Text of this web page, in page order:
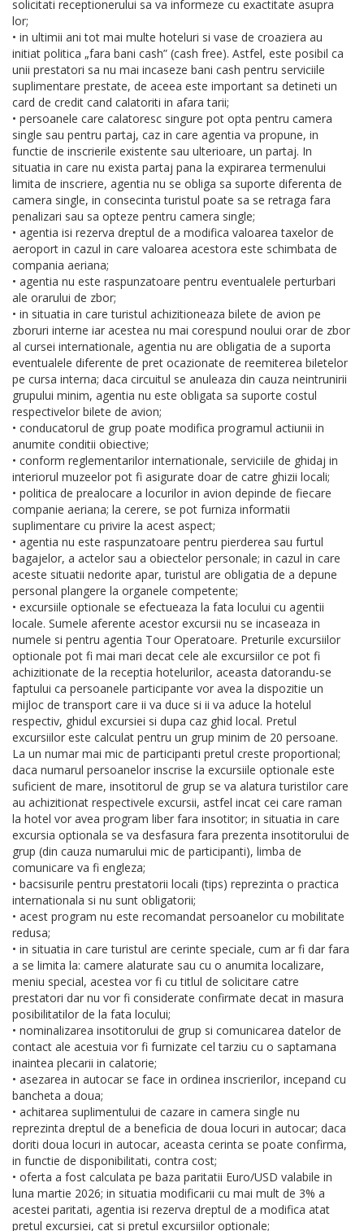
solicitati receptionerului sa va informeze cu exactitate asupra
lor;
• in ultimii ani tot mai multe hoteluri si vase de croaziera au
initiat politica „fara bani cash” (cash free). Astfel, este posibil ca
unii prestatori sa nu mai incaseze bani cash pentru serviciile
suplimentare prestate, de aceea este important sa detineti un
card de credit cand calatoriti in afara tarii;
• persoanele care calatoresc singure pot opta pentru camera
single sau pentru partaj, caz in care agentia va propune, in
functie de inscrierile existente sau ulterioare, un partaj. In
situatia in care nu exista partaj pana la expirarea termenului
limita de inscriere, agentia nu se obliga sa suporte diferenta de
camera single, in consecinta turistul poate sa se retraga fara
penalizari sau sa opteze pentru camera single;
• agentia isi rezerva dreptul de a modifica valoarea taxelor de
aeroport in cazul in care valoarea acestora este schimbata de
compania aeriana;
• agentia nu este raspunzatoare pentru eventualele perturbari
ale orarului de zbor;
• in situatia in care turistul achizitioneaza bilete de avion pe
zboruri interne iar acestea nu mai corespund noului orar de zbor
al cursei internationale, agentia nu are obligatia de a suporta
eventualele diferente de pret ocazionate de reemiterea biletelor
pe cursa interna; daca circuitul se anuleaza din cauza neintrunirii
grupului minim, agentia nu este obligata sa suporte costul
respectivelor bilete de avion;
• conducatorul de grup poate modifica programul actiunii in
anumite conditii obiective;
• conform reglementarilor internationale, serviciile de ghidaj in
interiorul muzeelor pot fi asigurate doar de catre ghizii locali;
• politica de prealocare a locurilor in avion depinde de fiecare
companie aeriana; la cerere, se pot furniza informatii
suplimentare cu privire la acest aspect;
• agentia nu este raspunzatoare pentru pierderea sau furtul
bagajelor, a actelor sau a obiectelor personale; in cazul in care
aceste situatii nedorite apar, turistul are obligatia de a depune
personal plangere la organele competente;
• excursiile optionale se efectueaza la fata locului cu agentii
locale. Sumele aferente acestor excursii nu se incaseaza in
numele si pentru agentia Tour Operatoare. Preturile excursiilor
optionale pot fi mai mari decat cele ale excursiilor ce pot fi
achizitionate de la receptia hotelurilor, aceasta datorandu-se
faptului ca persoanele participante vor avea la dispozitie un
mijloc de transport care ii va duce si ii va aduce la hotelul
respectiv, ghidul excursiei si dupa caz ghid local. Pretul
excursiilor este calculat pentru un grup minim de 20 persoane.
La un numar mai mic de participanti pretul creste proportional;
daca numarul persoanelor inscrise la excursiile optionale este
suficient de mare, insotitorul de grup se va alatura turistilor care
au achizitionat respectivele excursii, astfel incat cei care raman
la hotel vor avea program liber fara insotitor; in situatia in care
excursia optionala se va desfasura fara prezenta insotitorului de
grup (din cauza numarului mic de participanti), limba de
comunicare va fi engleza;
• bacsisurile pentru prestatorii locali (tips) reprezinta o practica
internationala si nu sunt obligatorii;
• acest program nu este recomandat persoanelor cu mobilitate
redusa;
• in situatia in care turistul are cerinte speciale, cum ar fi dar fara
a se limita la: camere alaturate sau cu o anumita localizare,
meniu special, acestea vor fi cu titlul de solicitare catre
prestatori dar nu vor fi considerate confirmate decat in masura
posibilitatilor de la fata locului;
• nominalizarea insotitorului de grup si comunicarea datelor de
contact ale acestuia vor fi furnizate cel tarziu cu o saptamana
inaintea plecarii in calatorie;
• asezarea in autocar se face in ordinea inscrierilor, incepand cu
bancheta a doua;
• achitarea suplimentului de cazare in camera single nu
reprezinta dreptul de a beneficia de doua locuri in autocar; daca
doriti doua locuri in autocar, aceasta cerinta se poate confirma,
in functie de disponibilitati, contra cost;
• oferta a fost calculata pe baza paritatii Euro/USD valabile in
luna martie 2026; in situatia modificarii cu mai mult de 3% a
acestei paritati, agentia isi rezerva dreptul de a modifica atat
pretul excursiei, cat si pretul excursiilor optionale;